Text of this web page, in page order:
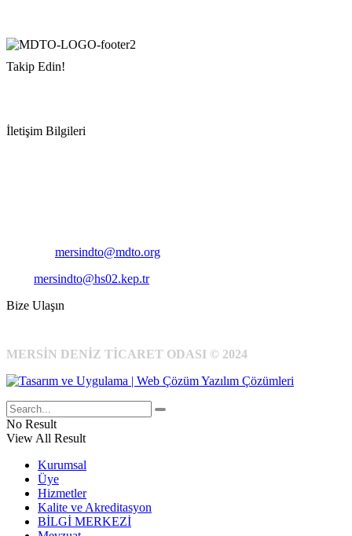
Takip Edin!
İletişim Bilgileri
mersindto@mdto.org
mersindto@hs02.kep.tr
Bize Ulaşın
MERSİN DENİZ TİCARET ODASI © 2024
No Result
View All Result
Kurumsal
Üye
Hizmetler
Kalite ve Akreditasyon
BİLGİ MERKEZİ